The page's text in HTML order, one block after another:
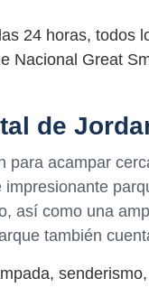
24 horas, todos
Nacional Great
de
para acampar
impresionante
así como una
también